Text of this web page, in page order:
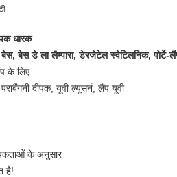
धारक
बेस, बेस डे ला लैम्पारा, डेरजेटेल स्वेटिलनिक, पोर्टे-
के लिए
दीपक, यूवी ल्यूसर्न, लैंप यूवी
के अनुसार
है!